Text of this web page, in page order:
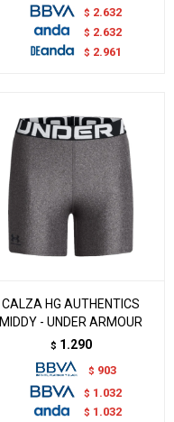
$ 2.632
$ 2.632
$ 2.961
CALZA HG AUTHENTICS
MIDDY - UNDER ARMOUR
$ 1.290
$ 903
$ 1.032
$ 1.032